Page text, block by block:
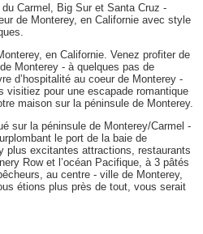
Carmel, Big Sur et Santa Cruz -
de Monterey, en Californie avec style
en Californie. Venez profiter de
Monterey - à quelques pas de
d’hospitalité au coeur de Monterey -
pour une escapade romantique
maison sur la péninsule de Monterey.
sur la péninsule de Monterey/Carmel -
le port de la baie de
plus excitantes attractions, restaurants
Row et l’océan Pacifique, à 3 pâtés
au centre - ville de Monterey,
étions plus près de tout, vous serait